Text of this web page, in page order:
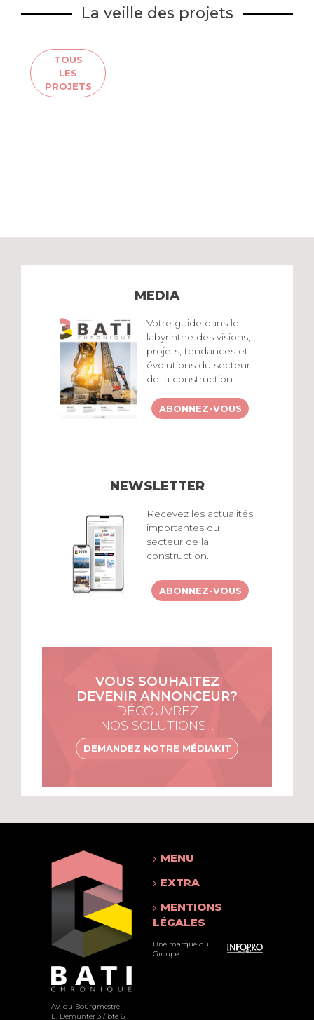
La veille des projets
TOUS
LES
PROJETS
MEDIA
Votre guide dans le
labyrinthe des visions,
projets, tendances et
évolutions du secteur
de la construction
ABONNEZ-VOUS
NEWSLETTER
Recevez les actualités
importantes du
secteur de la
construction.
ABONNEZ-VOUS
VOUS SOUHAITEZ
DEVENIR ANNONCEUR?
DÉCOUVREZ
NOS SOLUTIONS…
DEMANDEZ NOTRE MÉDIAKIT
Av. du Bourgmestre
E. Demunter 3 / bte 6
MENU
EXTRA
MENTIONS
LÉGALES
Une marque du
Groupe